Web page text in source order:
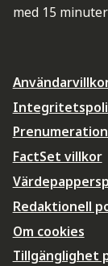
med 15
FactSet villkor
Redaktionell
Om cookies
Tillgänglighet